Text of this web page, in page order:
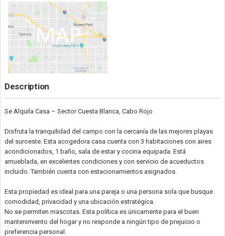
Description
Se Alquila Casa – Sector Cuesta Blanca, Cabo Rojo
Disfruta la tranquilidad del campo con la cercanía de las mejores playas
del suroeste. Esta acogedora casa cuenta con 3 habitaciones con aires
acondicionados, 1 baño, sala de estar y cocina equipada. Está
amueblada, en excelentes condiciones y con servicio de acueductos
incluido. También cuenta con estacionamientos asignados.
Esta propiedad es ideal para una pareja o una persona sola que busque
comodidad, privacidad y una ubicación estratégica.
No se permiten mascotas. Esta política es únicamente para el buen
mantenimiento del hogar y no responde a ningún tipo de prejuicio o
preferencia personal.